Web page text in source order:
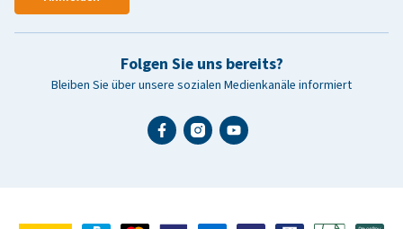
Folgen Sie uns bereits?
Bleiben Sie über unsere sozialen Medienkanäle informiert